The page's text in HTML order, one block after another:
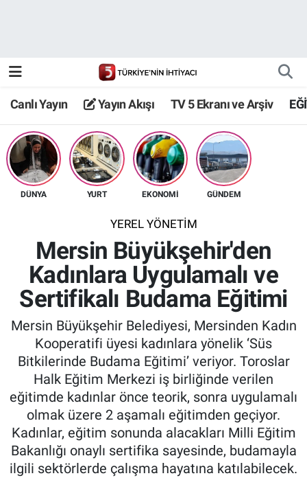
Canlı Yayın Yayın Akışı TV 5 Ekranı ve Arşiv
DÜNYA YURT EKONOMİ GÜNDEM
YEREL YÖNETİM
Mersin Büyükşehir'den
Kadınlara Uygulamalı ve
Sertifikalı Budama Eğitimi
Mersin Büyükşehir Belediyesi, Mersinden Kadın
Kooperatifi üyesi kadınlara yönelik ‘Süs
Bitkilerinde Budama Eğitimi’ veriyor. Toroslar
Halk Eğitim Merkezi iş birliğinde verilen
eğitimde kadınlar önce teorik, sonra uygulamalı
olmak üzere 2 aşamalı eğitimden geçiyor.
Kadınlar, eğitim sonunda alacakları Milli Eğitim
Bakanlığı onaylı sertifika sayesinde, budamayla
ilgili sektörlerde çalışma hayatına katılabilecek.
TV 5 Ekranı ve Arşiv